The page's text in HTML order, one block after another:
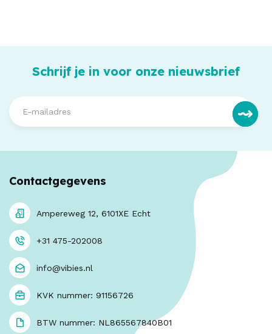
Schrijf je in voor onze nieuwsbrief
Contactgegevens
Ampereweg 12, 6101XE Echt
+31 475-202008
info@vibies.nl
KVK nummer: 91156726
BTW nummer: NL865567840B01